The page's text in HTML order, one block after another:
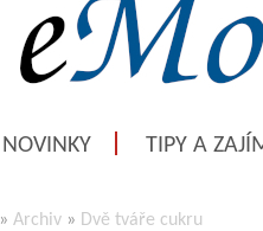
NOVINKY TIPY A
» Archiv » Dvě tváře cukru